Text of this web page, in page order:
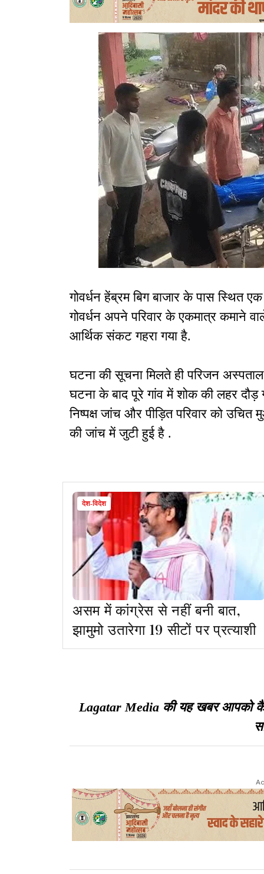
गोवर्धन हेंब्रम बिग बाजार के पास स्थित
गोवर्धन अपने परिवार के एकमात्र कमाने
आर्थिक संकट गहरा गया है.
घटना की सूचना मिलते ही परिजन
घटना के बाद पूरे गांव में शोक की लहर
निष्पक्ष जांच और पीड़ित परिवार को
की जांच में जुटी हुई है .
देश-विदेश
असम में कांग्रेस से नहीं बनी बात,
झामुमो उतारेगा 19 सीटों पर प्रत्याशी
Lagatar Media की यह खबर आपको